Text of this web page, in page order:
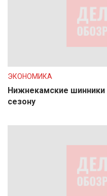
ЭКОНОМИКА
Нижнекамские шинники
сезону